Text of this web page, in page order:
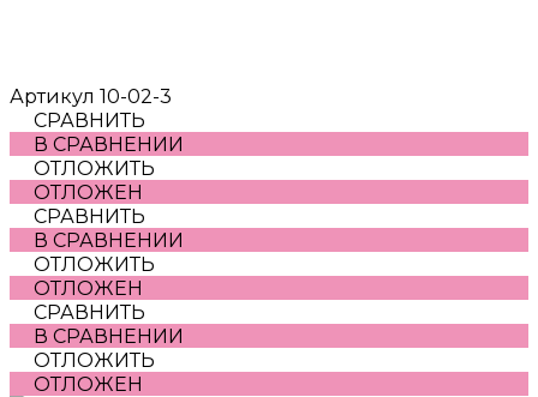
Артикул 10-02-3
СРАВНИТЬ
В СРАВНЕНИИ
ОТЛОЖИТЬ
ОТЛОЖЕН
СРАВНИТЬ
В СРАВНЕНИИ
ОТЛОЖИТЬ
ОТЛОЖЕН
СРАВНИТЬ
В СРАВНЕНИИ
ОТЛОЖИТЬ
ОТЛОЖЕН